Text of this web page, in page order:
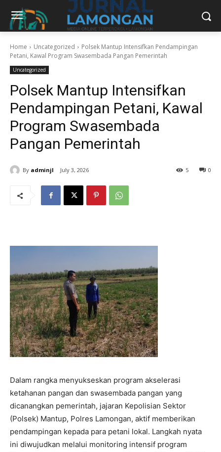
Home Uncategorized
Polsek Mantup Intensifkan Pendampingan
Petani, Kawal Program Swasembada Pangan Pemerintah
Uncategorized
Polsek Mantup Intensifkan
Pendampingan Petani, Kawal
Program Swasembada
Pangan Pemerintah
By adminjl July 3, 2026 0
5
Dalam rangka menyukseskan program akselerasi
ketahanan pangan dan swasembada pangan yang
dicanangkan pemerintah, jajaran Kepolisian Sektor
(Polsek) Mantup, Polres Lamongan, aktif memberikan
pendampingan kepada para petani lokal. Langkah nyata
ini diwujudkan melalui monitoring intensif program